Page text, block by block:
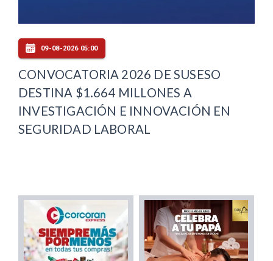
09-08-2026 05:00
CONVOCATORIA 2026 DE SUSESO
DESTINA $1.664 MILLONES A
INVESTIGACIÓN E INNOVACIÓN EN
SEGURIDAD LABORAL